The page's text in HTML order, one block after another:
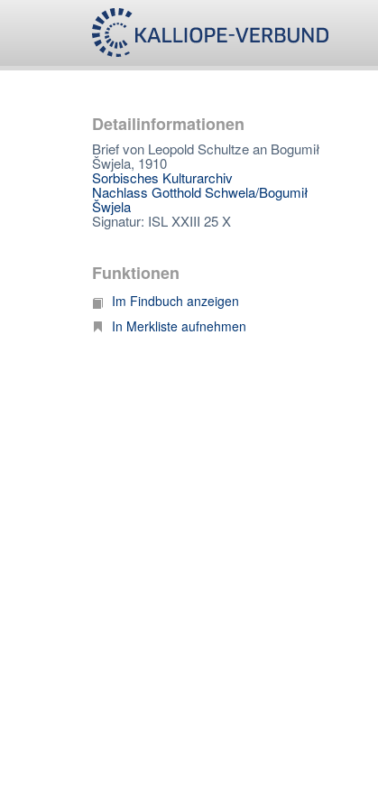
Detailinformationen
Brief von Leopold Schultze an Bogumił
Šwjela, 1910
Sorbisches Kulturarchiv
Nachlass Gotthold Schwela/Bogumił
Šwjela
Signatur: ISL XXIII 25 X
Funktionen
Im Findbuch anzeigen
In Merkliste aufnehmen